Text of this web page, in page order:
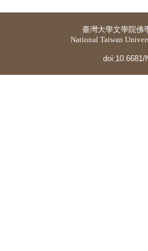
臺灣大學文學院佛
National Taiwan
doi:10.6681/